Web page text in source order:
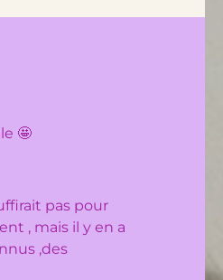
🤩
pas pour
, mais il y en a
,des